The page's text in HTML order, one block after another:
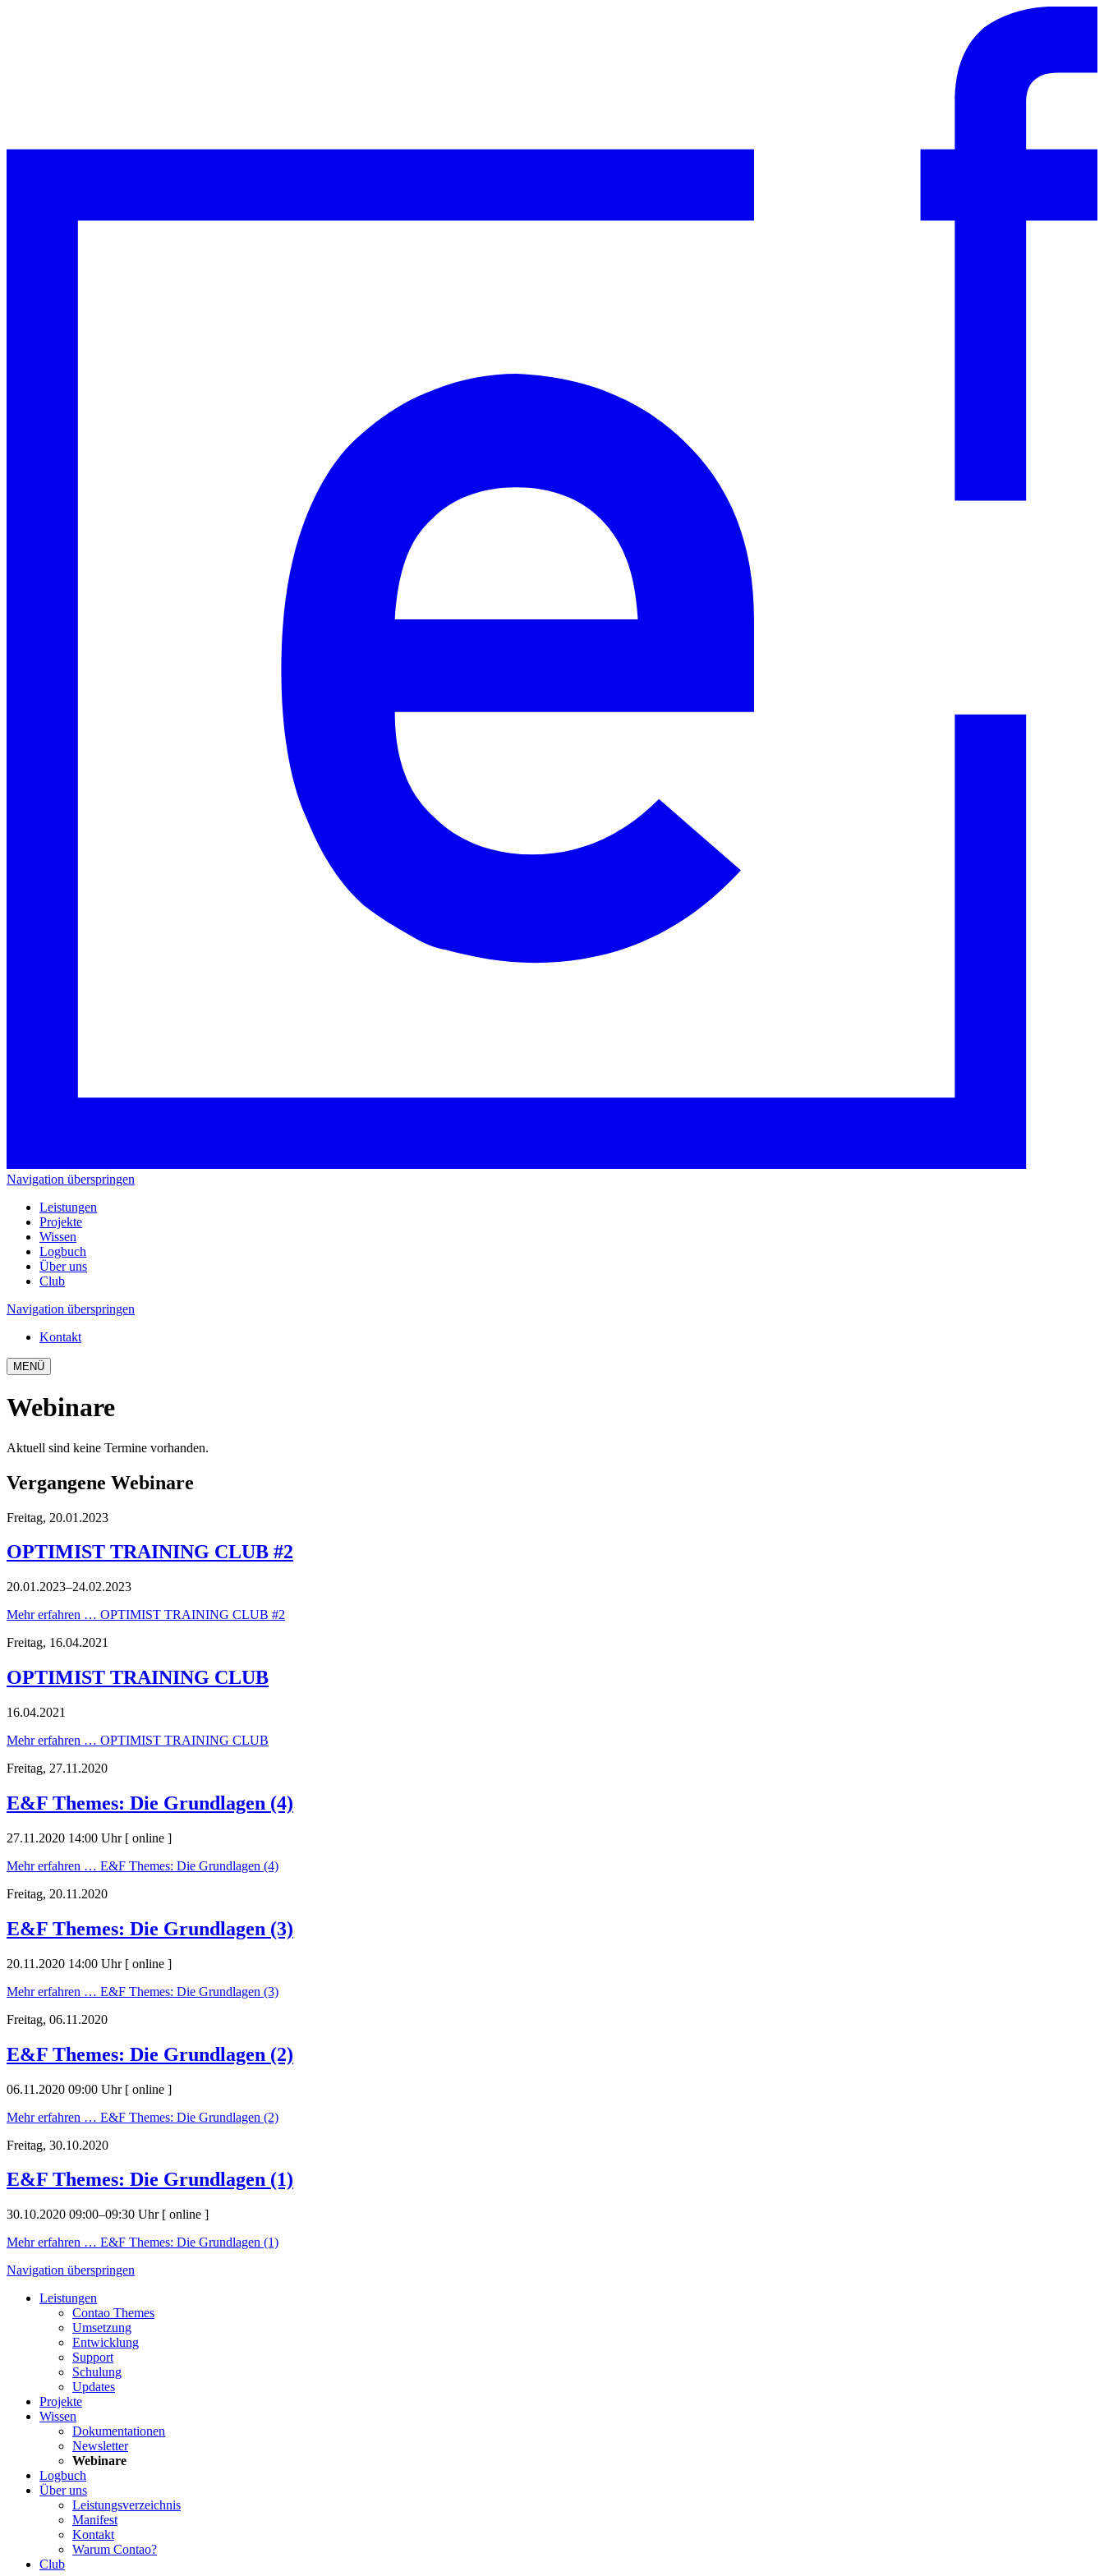
Navigation überspringen
Leistungen
Projekte
Wissen
Logbuch
Über uns
Club
Navigation überspringen
Kontakt
MENÜ
Webinare
Aktuell sind keine Termine vorhanden.
Vergangene Webinare
Freitag, 20.01.2023
OPTIMIST TRAINING CLUB #2
20.01.2023–24.02.2023
Mehr erfahren … OPTIMIST TRAINING CLUB #2
Freitag, 16.04.2021
OPTIMIST TRAINING CLUB
16.04.2021
Mehr erfahren … OPTIMIST TRAINING CLUB
Freitag, 27.11.2020
E&F Themes: Die Grundlagen (4)
27.11.2020 14:00 Uhr [ online ]
Mehr erfahren … E&F Themes: Die Grundlagen (4)
Freitag, 20.11.2020
E&F Themes: Die Grundlagen (3)
20.11.2020 14:00 Uhr [ online ]
Mehr erfahren … E&F Themes: Die Grundlagen (3)
Freitag, 06.11.2020
E&F Themes: Die Grundlagen (2)
06.11.2020 09:00 Uhr [ online ]
Mehr erfahren … E&F Themes: Die Grundlagen (2)
Freitag, 30.10.2020
E&F Themes: Die Grundlagen (1)
30.10.2020 09:00–09:30 Uhr [ online ]
Mehr erfahren … E&F Themes: Die Grundlagen (1)
Navigation überspringen
Leistungen
Contao Themes
Umsetzung
Entwicklung
Support
Schulung
Updates
Projekte
Wissen
Dokumentationen
Newsletter
Webinare
Logbuch
Über uns
Leistungsverzeichnis
Manifest
Kontakt
Warum Contao?
Club